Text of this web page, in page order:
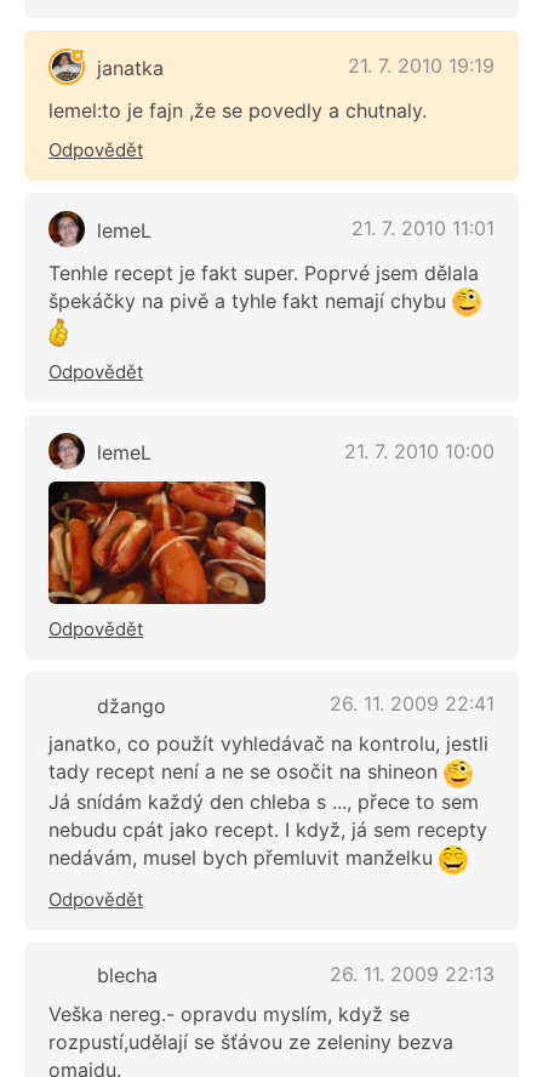
janatka
21. 7. 2010 19:19
lemel:to je fajn ,že se povedly a chutnaly.
Odpovědět
lemeL
21. 7. 2010 11:01
Tenhle recept je fakt super. Poprvé jsem dělala
špekáčky na pivě a tyhle fakt nemají chybu
Odpovědět
lemeL 21. 7. 2010 10:00
Odpovědět
džango
26. 11. 2009 22:41
janatko, co použít vyhledávač na kontrolu, jestli
tady recept není a ne se osočit na shineon
Já snídám každý den chleba s ..., přece to sem
nebudu cpát jako recept. I když, já sem recepty
nedávám, musel bych přemluvit manželku
Odpovědět
blecha
26. 11. 2009 22:13
Veška nereg.- opravdu myslím, když se
rozpustí,udělají se šťávou ze zeleniny bezva
omajdu.